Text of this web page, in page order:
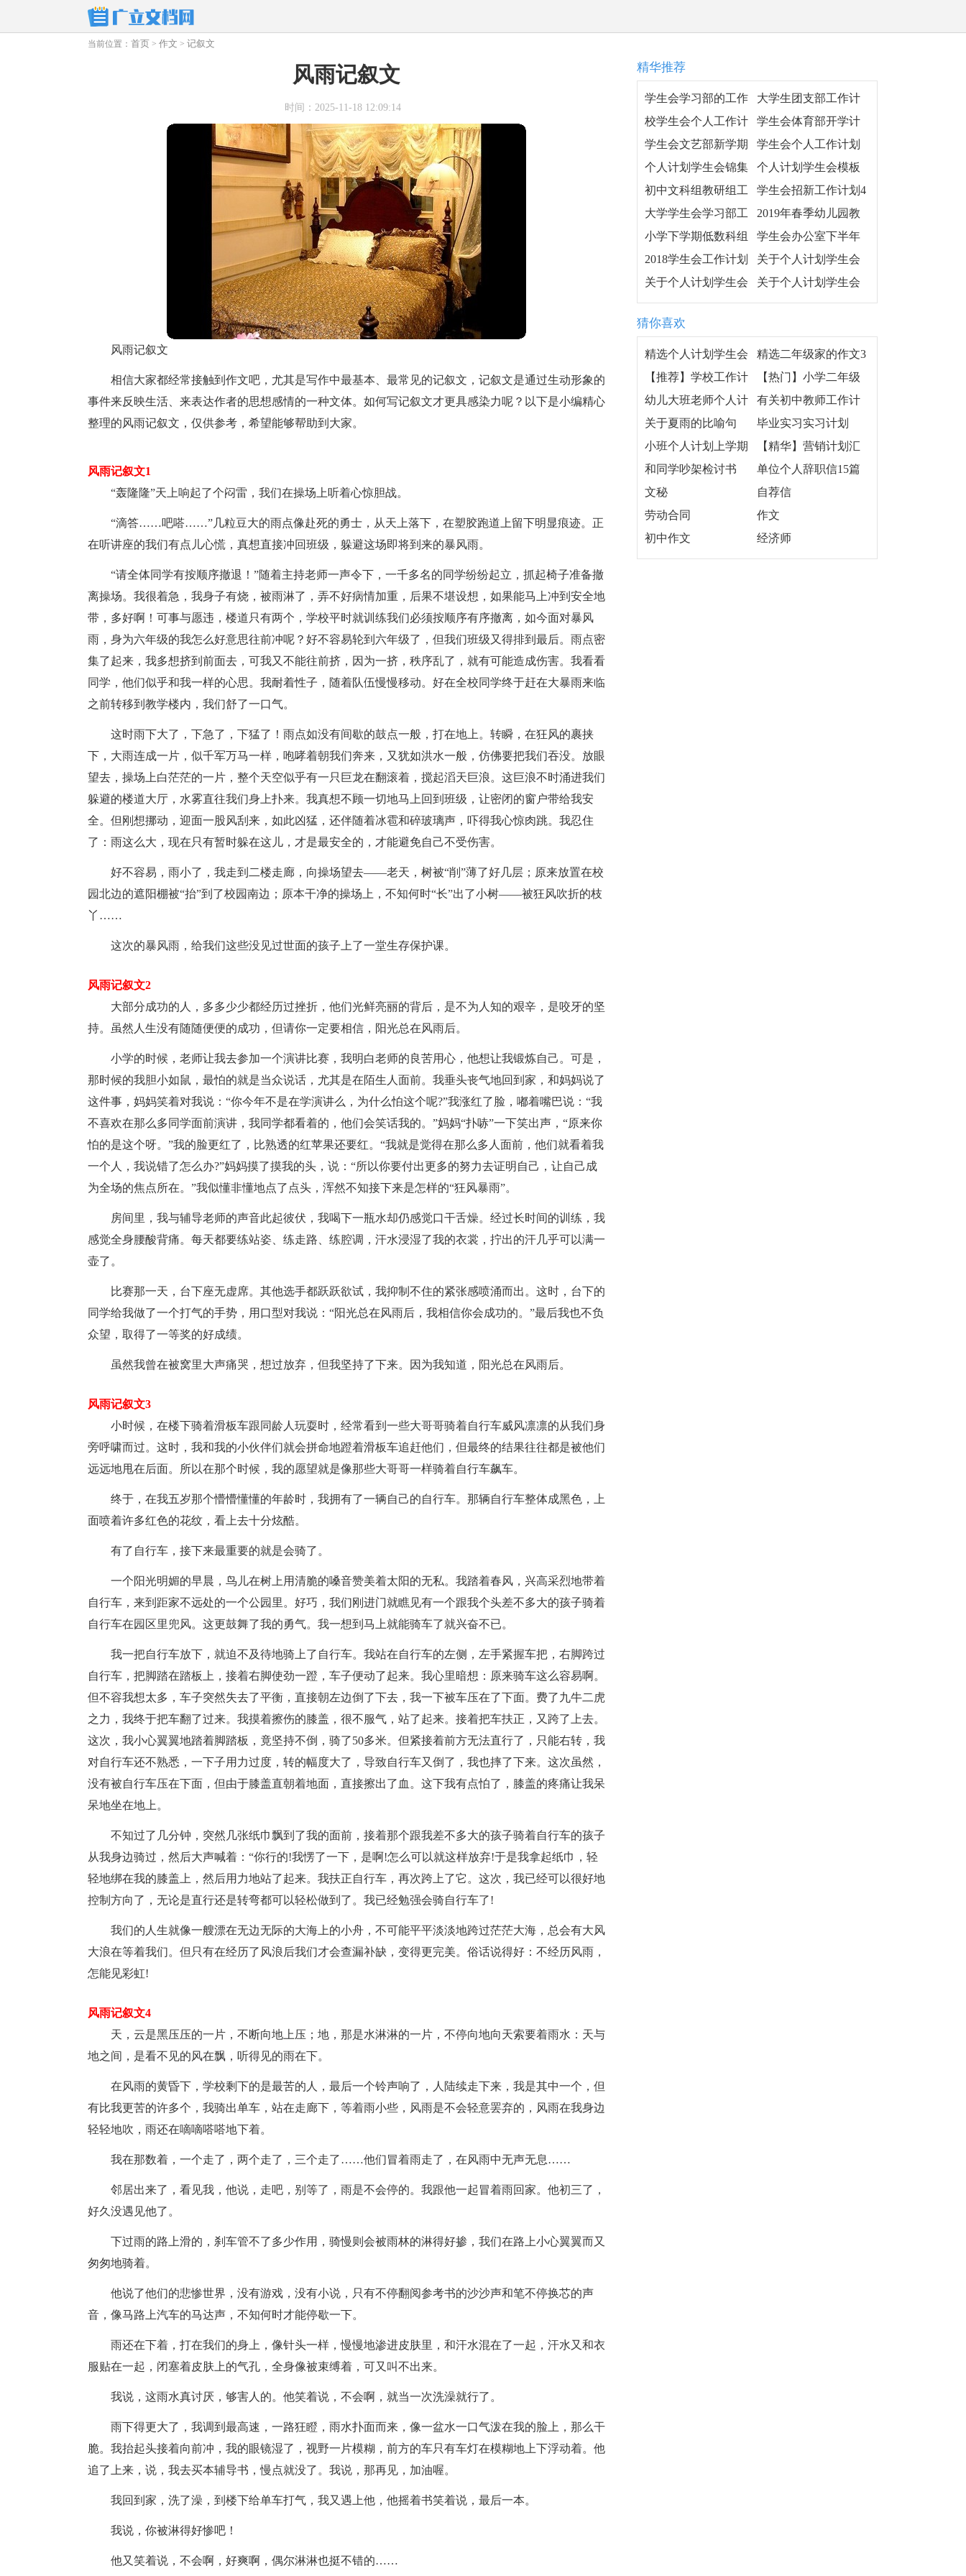
当前位置： 首页 > 作文 > 记叙文
风雨记叙文
时间：2025-11-18 12:09:14
风雨记叙文
相信大家都经常接触到作文吧，尤其是写作中最基本、最常见的记叙文，记叙文是通过生动形象的
事件来反映生活、来表达作者的思想感情的一种文体。如何写记叙文才更具感染力呢？以下是小编精心
整理的风雨记叙文，仅供参考，希望能够帮助到大家。
风雨记叙文1
“轰隆隆”天上响起了个闷雷，我们在操场上听着心惊胆战。
“滴答……吧嗒……”几粒豆大的雨点像赴死的勇士，从天上落下，在塑胶跑道上留下明显痕迹。正
在听讲座的我们有点儿心慌，真想直接冲回班级，躲避这场即将到来的暴风雨。
“请全体同学有按顺序撤退！”随着主持老师一声令下，一千多名的同学纷纷起立，抓起椅子准备撤
离操场。我很着急，我身子有烧，被雨淋了，弄不好病情加重，后果不堪设想，如果能马上冲到安全地
带，多好啊！可事与愿违，楼道只有两个，学校平时就训练我们必须按顺序有序撤离，如今面对暴风
雨，身为六年级的我怎么好意思往前冲呢？好不容易轮到六年级了，但我们班级又得排到最后。雨点密
集了起来，我多想挤到前面去，可我又不能往前挤，因为一挤，秩序乱了，就有可能造成伤害。我看看
同学，他们似乎和我一样的心思。我耐着性子，随着队伍慢慢移动。好在全校同学终于赶在大暴雨来临
之前转移到教学楼内，我们舒了一口气。
这时雨下大了，下急了，下猛了！雨点如没有间歇的鼓点一般，打在地上。转瞬，在狂风的裹挟
下，大雨连成一片，似千军万马一样，咆哮着朝我们奔来，又犹如洪水一般，仿佛要把我们吞没。放眼
望去，操场上白茫茫的一片，整个天空似乎有一只巨龙在翻滚着，搅起滔天巨浪。这巨浪不时涌进我们
躲避的楼道大厅，水雾直往我们身上扑来。我真想不顾一切地马上回到班级，让密闭的窗户带给我安
全。但刚想挪动，迎面一股风刮来，如此凶猛，还伴随着冰雹和碎玻璃声，吓得我心惊肉跳。我忍住
了：雨这么大，现在只有暂时躲在这儿，才是最安全的，才能避免自己不受伤害。
好不容易，雨小了，我走到二楼走廊，向操场望去——老天，树被“削”薄了好几层；原来放置在校
园北边的遮阳棚被“抬”到了校园南边；原本干净的操场上，不知何时“长”出了小树——被狂风吹折的枝
丫……
这次的暴风雨，给我们这些没见过世面的孩子上了一堂生存保护课。
风雨记叙文2
大部分成功的人，多多少少都经历过挫折，他们光鲜亮丽的背后，是不为人知的艰辛，是咬牙的坚
持。虽然人生没有随随便便的成功，但请你一定要相信，阳光总在风雨后。
小学的时候，老师让我去参加一个演讲比赛，我明白老师的良苦用心，他想让我锻炼自己。可是，
那时候的我胆小如鼠，最怕的就是当众说话，尤其是在陌生人面前。我垂头丧气地回到家，和妈妈说了
这件事，妈妈笑着对我说：“你今年不是在学演讲么，为什么怕这个呢?”我涨红了脸，嘟着嘴巴说：“我
不喜欢在那么多同学面前演讲，我同学都看着的，他们会笑话我的。”妈妈“扑哧”一下笑出声，“原来你
怕的是这个呀。”我的脸更红了，比熟透的红苹果还要红。“我就是觉得在那么多人面前，他们就看着我
一个人，我说错了怎么办?”妈妈摸了摸我的头，说：“所以你要付出更多的努力去证明自己，让自己成
为全场的焦点所在。”我似懂非懂地点了点头，浑然不知接下来是怎样的“狂风暴雨”。
房间里，我与辅导老师的声音此起彼伏，我喝下一瓶水却仍感觉口干舌燥。经过长时间的训练，我
感觉全身腰酸背痛。每天都要练站姿、练走路、练腔调，汗水浸湿了我的衣裳，拧出的汗几乎可以满一
壶了。
比赛那一天，台下座无虚席。其他选手都跃跃欲试，我抑制不住的紧张感喷涌而出。这时，台下的
同学给我做了一个打气的手势，用口型对我说：“阳光总在风雨后，我相信你会成功的。”最后我也不负
众望，取得了一等奖的好成绩。
虽然我曾在被窝里大声痛哭，想过放弃，但我坚持了下来。因为我知道，阳光总在风雨后。
风雨记叙文3
小时候，在楼下骑着滑板车跟同龄人玩耍时，经常看到一些大哥哥骑着自行车威风凛凛的从我们身
旁呼啸而过。这时，我和我的小伙伴们就会拼命地蹬着滑板车追赶他们，但最终的结果往往都是被他们
远远地甩在后面。所以在那个时候，我的愿望就是像那些大哥哥一样骑着自行车飙车。
终于，在我五岁那个懵懵懂懂的年龄时，我拥有了一辆自己的自行车。那辆自行车整体成黑色，上
面喷着许多红色的花纹，看上去十分炫酷。
有了自行车，接下来最重要的就是会骑了。
一个阳光明媚的早晨，鸟儿在树上用清脆的嗓音赞美着太阳的无私。我踏着春风，兴高采烈地带着
自行车，来到距家不远处的一个公园里。好巧，我们刚进门就瞧见有一个跟我个头差不多大的孩子骑着
自行车在园区里兜风。这更鼓舞了我的勇气。我一想到马上就能骑车了就兴奋不已。
我一把自行车放下，就迫不及待地骑上了自行车。我站在自行车的左侧，左手紧握车把，右脚跨过
自行车，把脚踏在踏板上，接着右脚使劲一蹬，车子便动了起来。我心里暗想：原来骑车这么容易啊。
但不容我想太多，车子突然失去了平衡，直接朝左边倒了下去，我一下被车压在了下面。费了九牛二虎
之力，我终于把车翻了过来。我摸着擦伤的膝盖，很不服气，站了起来。接着把车扶正，又跨了上去。
这次，我小心翼翼地踏着脚踏板，竟坚持不倒，骑了50多米。但紧接着前方无法直行了，只能右转，我
对自行车还不熟悉，一下子用力过度，转的幅度大了，导致自行车又倒了，我也摔了下来。这次虽然，
没有被自行车压在下面，但由于膝盖直朝着地面，直接擦出了血。这下我有点怕了，膝盖的疼痛让我呆
呆地坐在地上。
不知过了几分钟，突然几张纸巾飘到了我的面前，接着那个跟我差不多大的孩子骑着自行车的孩子
从我身边骑过，然后大声喊着：“你行的!我愣了一下，是啊!怎么可以就这样放弃!于是我拿起纸巾，轻
轻地绑在我的膝盖上，然后用力地站了起来。我扶正自行车，再次跨上了它。这次，我已经可以很好地
控制方向了，无论是直行还是转弯都可以轻松做到了。我已经勉强会骑自行车了!
我们的人生就像一艘漂在无边无际的大海上的小舟，不可能平平淡淡地跨过茫茫大海，总会有大风
大浪在等着我们。但只有在经历了风浪后我们才会查漏补缺，变得更完美。俗话说得好：不经历风雨，
怎能见彩虹!
风雨记叙文4
天，云是黑压压的一片，不断向地上压；地，那是水淋淋的一片，不停向地向天索要着雨水：天与
地之间，是看不见的风在飘，听得见的雨在下。
在风雨的黄昏下，学校剩下的是最苦的人，最后一个铃声响了，人陆续走下来，我是其中一个，但
有比我更苦的许多个，我骑出单车，站在走廊下，等着雨小些，风雨是不会轻意罢弃的，风雨在我身边
轻轻地吹，雨还在嘀嘀嗒嗒地下着。
我在那数着，一个走了，两个走了，三个走了……他们冒着雨走了，在风雨中无声无息……
邻居出来了，看见我，他说，走吧，别等了，雨是不会停的。我跟他一起冒着雨回家。他初三了，
好久没遇见他了。
下过雨的路上滑的，刹车管不了多少作用，骑慢则会被雨林的淋得好掺，我们在路上小心翼翼而又
匆匆地骑着。
他说了他们的悲惨世界，没有游戏，没有小说，只有不停翻阅参考书的沙沙声和笔不停换芯的声
音，像马路上汽车的马达声，不知何时才能停歇一下。
雨还在下着，打在我们的身上，像针头一样，慢慢地渗进皮肤里，和汗水混在了一起，汗水又和衣
服贴在一起，闭塞着皮肤上的气孔，全身像被束缚着，可又叫不出来。
我说，这雨水真讨厌，够害人的。他笑着说，不会啊，就当一次洗澡就行了。
雨下得更大了，我调到最高速，一路狂瞪，雨水扑面而来，像一盆水一口气泼在我的脸上，那么干
脆。我抬起头接着向前冲，我的眼镜湿了，视野一片模糊，前方的车只有车灯在模糊地上下浮动着。他
追了上来，说，我去买本辅导书，慢点就没了。我说，那再见，加油喔。
我回到家，洗了澡，到楼下给单车打气，我又遇上他，他摇着书笑着说，最后一本。
我说，你被淋得好惨吧！
他又笑着说，不会啊，好爽啊，偶尔淋淋也挺不错的……
精华推荐
学生会学习部的工作
计划范文4篇
大学生团支部工作计
划样本
校学生会个人工作计
划
学生会体育部开学计
划-
学生会文艺部新学期
工作计划范文
学生会个人工作计划
个人计划学生会锦集
十篇
个人计划学生会模板
合集6篇
初中文科组教研组工
作计划
学生会招新工作计划4
篇
大学学生会学习部工
作计划范文
2019年春季幼儿园教
研工作计划范本
小学下学期低数科组
教研计划
学生会办公室下半年
工作计划
2018学生会工作计划
范文
关于个人计划学生会
范文合集六篇
关于个人计划学生会
模板合集九篇
关于个人计划学生会
集合六篇
猜你喜欢
精选个人计划学生会
范文汇总五篇
精选二年级家的作文3
篇
【推荐】学校工作计
划汇编10篇
【热门】小学二年级
作文3篇
幼儿大班老师个人计
划集合8篇
有关初中教师工作计
划范文汇编5篇
关于夏雨的比喻句
毕业实习实习计划
小班个人计划上学期
范文集锦七篇
【精华】营销计划汇
总9篇
和同学吵架检讨书
单位个人辞职信15篇
文秘
自荐信
劳动合同
作文
初中作文
经济师